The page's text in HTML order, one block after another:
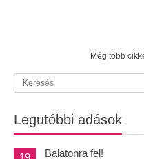
Még több
Legutóbbi adások
Balatonra fel!